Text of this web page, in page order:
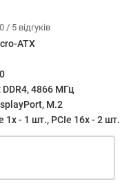
ніж
/ 5 відгуків
ATX
DDR4, 4866 МГц
M.2
1x - 1 шт., PCIe 16x - 2 шт.